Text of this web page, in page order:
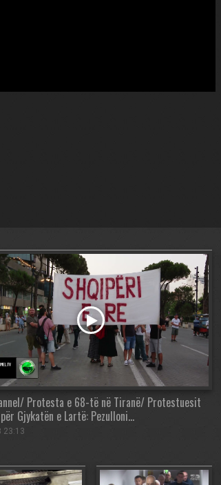
Protesta e 68-të në Tiranë/ Protestuesit
Gjykatën e Lartë: Pezulloni…